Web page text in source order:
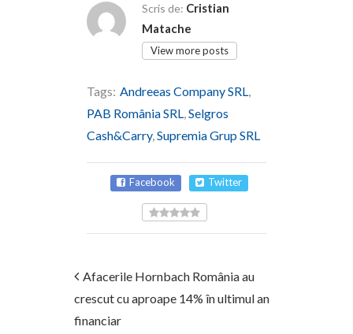
Scris de: Cristian
Matache
View more posts
Tags: Andreeas Company SRL,
PAB România SRL,Selgros
Cash&Carry,Supremia Grup SRL
Facebook Twitter
Afacerile Hornbach România au
crescut cu aproape 14% în ultimul an
financiar